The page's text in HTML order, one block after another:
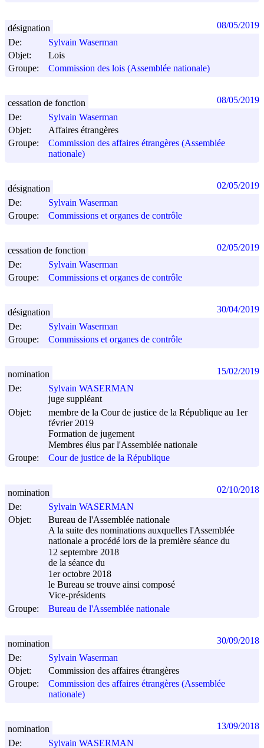
De:
Sylvain Waserman
Objet:
Lois
Groupe:
Commission des lois (Assemblée nationale)
désignation 08/05/2019
De:
Sylvain Waserman
Objet:
Affaires étrangères
Groupe:
Commission des affaires étrangères (Assemblée
nationale)
cessation de fonction 08/05/2019
De:
Sylvain Waserman
Groupe:
Commissions et organes de contrôle
désignation 02/05/2019
De:
Sylvain Waserman
Groupe:
Commissions et organes de contrôle
cessation de fonction 02/05/2019
De:
Sylvain Waserman
Groupe:
Commissions et organes de contrôle
désignation 30/04/2019
De:
Sylvain WASERMAN
juge suppléant
Objet:
membre de la Cour de justice de la République au 1er
février 2019
Formation de jugement
Membres élus par l'Assemblée nationale
Groupe:
Cour de justice de la République
nomination 15/02/2019
De:
Sylvain WASERMAN
Objet:
Bureau de l'Assemblée nationale
A la suite des nominations auxquelles l'Assemblée
nationale a procédé lors de la première séance du
12 septembre 2018
de la séance du
1er octobre 2018
le Bureau se trouve ainsi composé
Vice-présidents
Groupe:
Bureau de l'Assemblée nationale
nomination 02/10/2018
De:
Sylvain Waserman
Objet:
Commission des affaires étrangères
Groupe:
Commission des affaires étrangères (Assemblée
nationale)
nomination 30/09/2018
De: Sylvain WASERMAN
nomination 13/09/2018